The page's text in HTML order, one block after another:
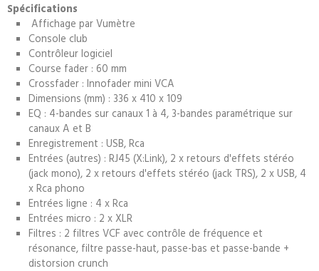
Spécifications
Affichage par Vumètre
Console club
Contrôleur logiciel
Course fader : 60 mm
Crossfader : Innofader mini VCA
Dimensions (mm) : 336 x 410 x 109
EQ : 4-bandes sur canaux 1 à 4, 3-bandes paramétrique sur
canaux A et B
Enregistrement : USB, Rca
Entrées (autres) : RJ45 (X:Link), 2 x retours d'effets stéréo
(jack mono), 2 x retours d'effets stéréo (jack TRS), 2 x USB, 4
x Rca phono
Entrées ligne : 4 x Rca
Entrées micro : 2 x XLR
Filtres : 2 filtres VCF avec contrôle de fréquence et
résonance, filtre passe-haut, passe-bas et passe-bande +
distorsion crunch